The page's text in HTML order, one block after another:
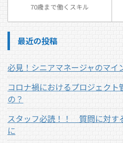
70歳まで働くスキル
最近の投稿
必見！シニアマネージャのマイ
コロナ禍におけるプロジェクト
の？
スタッフ必読！！ 質問に対す
に